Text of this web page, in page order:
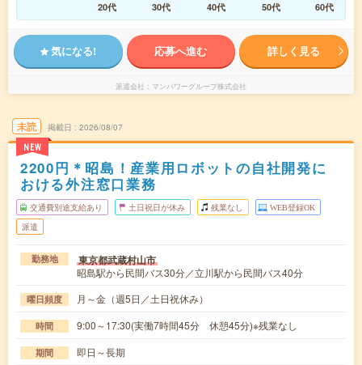
20代 30代 40代 50代 60代
気になる! 応募へ進む 詳しく見る
派遣会社 マンパワーグループ株式会社
未読
NEW
掲載日 2026/08/07
2200円＊昭島！産業用ロボットの自社開発に
おける外注窓口業務
交通費別途支給あり 土日祝日が休み 残業なし WEB登録OK
派遣
勤務地 東京都武蔵村山市
昭島駅から民間バス30分／立川駅から民間バス40分
曜日頻度 月～金（週5日／土日祝休み）
時間 9:00～17:30(実働7時間45分 休憩45分)※残業なし
期間 即日～長期